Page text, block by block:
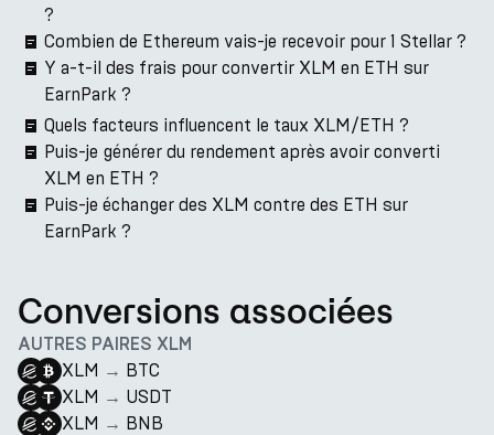
?
Combien de Ethereum vais-je recevoir pour 1 Stellar ?
Y a-t-il des frais pour convertir XLM en ETH sur
EarnPark ?
Quels facteurs influencent le taux XLM/ETH ?
Puis-je générer du rendement après avoir converti
XLM en ETH ?
Puis-je échanger des XLM contre des ETH sur
EarnPark ?
Conversions associées
AUTRES PAIRES XLM
XLM → BTC
XLM → USDT
XLM → BNB